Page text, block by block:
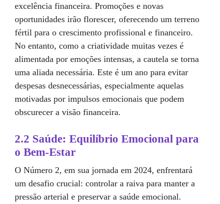
excelência financeira. Promoções e novas
oportunidades irão florescer, oferecendo um terreno
fértil para o crescimento profissional e financeiro.
No entanto, como a criatividade muitas vezes é
alimentada por emoções intensas, a cautela se torna
uma aliada necessária. Este é um ano para evitar
despesas desnecessárias, especialmente aquelas
motivadas por impulsos emocionais que podem
obscurecer a visão financeira.
2.2 Saúde: Equilíbrio Emocional para
o Bem-Estar
O Número 2, em sua jornada em 2024, enfrentará
um desafio crucial: controlar a raiva para manter a
pressão arterial e preservar a saúde emocional.